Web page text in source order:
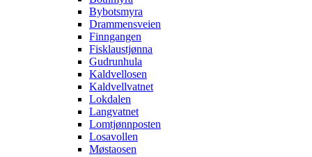
Bybotsmyra
Drammensveien
Finngangen
Fisklaustjønna
Gudrunhula
Kaldvellosen
Kaldvellvatnet
Lokdalen
Langvatnet
Lomtjønnposten
Losavollen
Møstaosen